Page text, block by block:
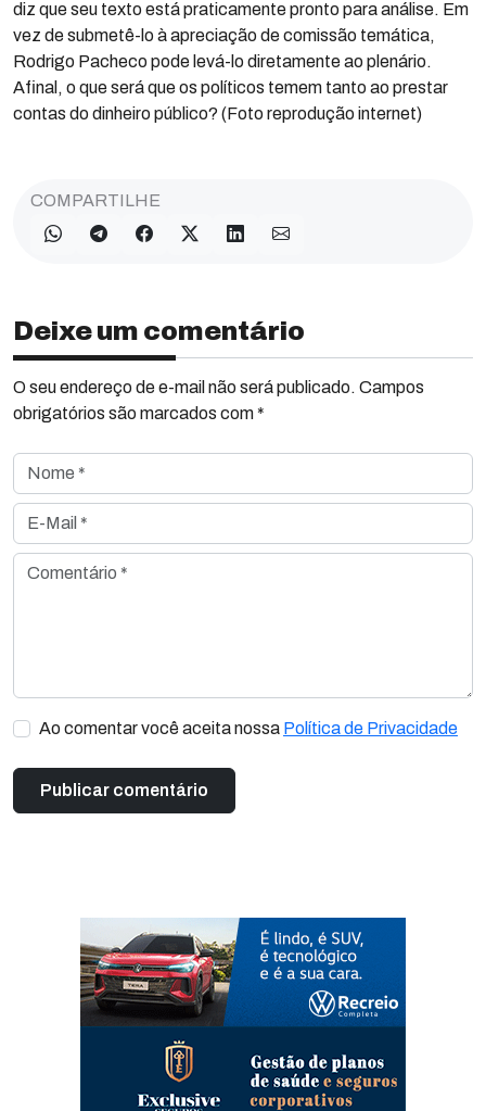
diz que seu texto está praticamente pronto para análise. Em
vez de submetê-lo à apreciação de comissão temática,
Rodrigo Pacheco pode levá-lo diretamente ao plenário.
Afinal, o que será que os políticos temem tanto ao prestar
contas do dinheiro público? (Foto reprodução internet)
COMPARTILHE
Deixe um comentário
O seu endereço de e-mail não será publicado. Campos
obrigatórios são marcados com *
Nome *
E-Mail *
Comentário *
Ao comentar você aceita nossa Política de Privacidade